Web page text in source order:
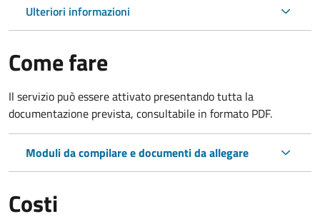
Ulteriori informazioni
Come fare
Il servizio può essere attivato presentando tutta la
documentazione prevista, consultabile in formato PDF.
Moduli da compilare e documenti da allegare
Costi